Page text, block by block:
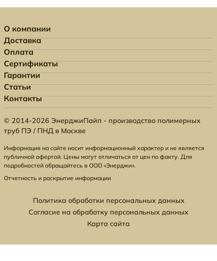
О компании
Доставка
Оплата
Сертификаты
Гарантии
Статьи
Контакты
© 2014-2026 ЭнерджиПайп - производство полимерных
труб ПЭ / ПНД в Москве
Информация на сайте носит информационный характер и не является
публичной офертой. Цены могут отличаться от цен по факту. Для
подробностей обращайтесь в ООО «Энерджи».
Отчетность и раскрытие информации
Политика обработки персональных данных
Согласие на обработку персональных данных
Карта сайта